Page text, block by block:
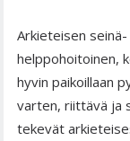
Arkieteisen
helppohoitoinen,
hyvin paikoillaan
varten, riittävä ja
tekevät